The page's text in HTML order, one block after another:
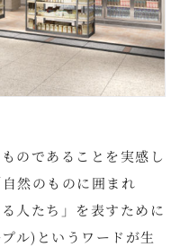
のであることを実感し
然のものに囲まれ
人たち」を表すために
ル)というワードが生